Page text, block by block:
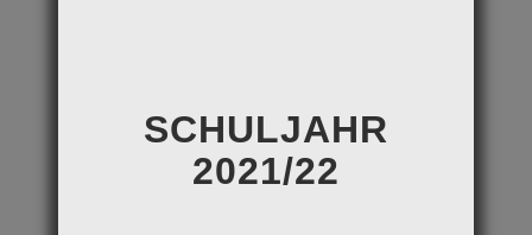
SCHULJAHR
2021/22